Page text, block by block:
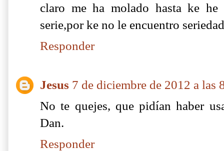
claro me ha molado hasta ke
serie,por ke no le encuentro
Responder
Jesus 7 de diciembre de 2012 a las
No te quejes, que pidían haber
Dan.
Responder